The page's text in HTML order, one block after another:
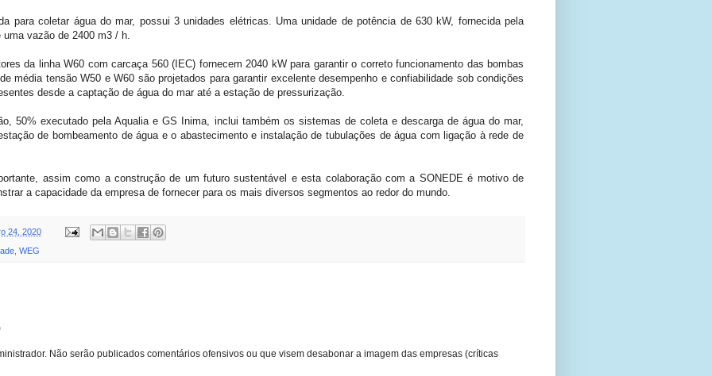
para coletar água do mar, possui 3 unidades elétricas. Uma unidade de potência de 630 kW, fornecida pela
vazão de 2400 m3 / h.
da linha W60 com carcaça 560 (IEC) fornecem 2040 kW para garantir o correto funcionamento das bombas
média tensão W50 e W60 são projetados para garantir excelente desempenho e confiabilidade sob condições
desde a captação de água do mar até a estação de pressurização.
50% executado pela Aqualia e GS Inima, inclui também os sistemas de coleta e descarga de água do mar,
de bombeamento de água e o abastecimento e instalação de tubulações de água com ligação à rede de
assim como a construção de um futuro sustentável e esta colaboração com a SONEDE é motivo de
a capacidade da empresa de fornecer para os mais diversos segmentos ao redor do mundo.
24, 2020
WEG
Não serão publicados comentários ofensivos ou que visem desabonar a imagem das empresas (críticas